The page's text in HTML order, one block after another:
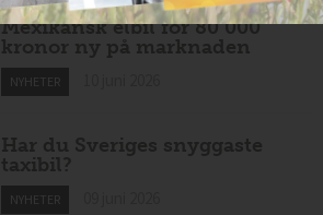
Mexikansk elbil för 80 000
kronor ny på marknaden
NYHETER
Har du Sveriges snyggaste
taxibil?
NYHETER